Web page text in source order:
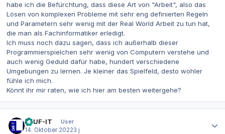
habe ich die Befürchtung, dass diese Art von "Arbeit", also das
Lösen von komplexen Probleme mit sehr eng definierten Regeln
und Parametern sehr wenig mit der Real World Arbeit zu tun hat,
die man als Fachinformatiker erledigt.
Ich muss noch dazu sagen, dass ich außerhalb dieser
Programmierspielchen sehr wenig von Computern verstehe und
auch wenig Geduld dafür habe, hundert verschiedene
Umgebungen zu lernen. Je kleiner das Spielfeld, desto wohler
fühle ich mich.
Könnt ihr mir raten, wie ich hier am besten weitergehe?
DAUF-IT
User
14. Oktober 20223 j